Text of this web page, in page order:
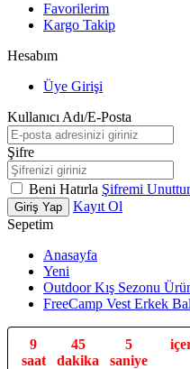
Favorilerim
Kargo Takip
Hesabım
Üye Girişi
Kullanıcı Adı/E-Posta
Şifre
Beni Hatırla Şifremi
Giriş Yap
Kayıt Ol
Sepetim
Anasayfa
Yeni
Outdoor Kış Sezonu
FreeCamp Vest Erkek
9
saat
45
dakika
4
saniye